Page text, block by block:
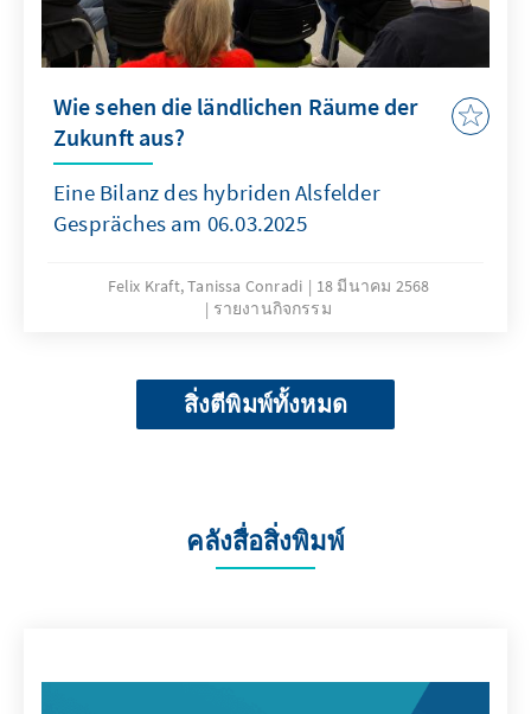
Wie sehen die ländlichen Räume der
Zukunft aus?
Eine Bilanz des hybriden Alsfelder
Gespräches am 06.03.2025
Felix Kraft, Tanissa Conradi
18 มีนาคม 2568
รายงานกิจกรรม
สิ่งตีพิมพ์ทั้งหมด
คลังสื่อสิ่งพิมพ์